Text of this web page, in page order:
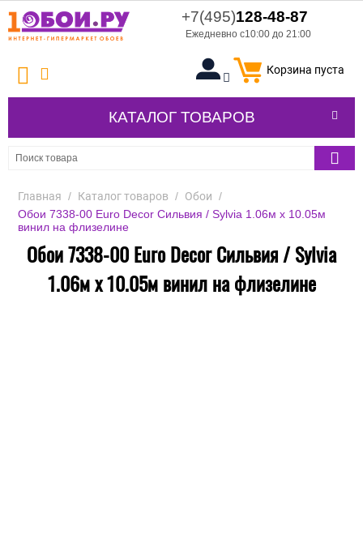
+7(495)128-48-87
Ежедневно с10:00 до 21:00
Корзина пуста
КАТАЛОГ ТОВАРОВ
Главная / Каталог товаров / Обои /
Обои 7338-00 Euro Decor Сильвия / Sylvia 1.06м x 10.05м
винил на флизелине
Обои 7338-00 Euro Decor Сильвия / Sylvia
1.06м x 10.05м винил на флизелине